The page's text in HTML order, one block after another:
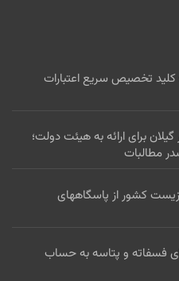
تخصیص سریع اعتبارات
گیلان برای ارائه به هیئت دولت؛
مطالبات
کشور از پاسگاههای
فسفاته و پتاسه به حساب